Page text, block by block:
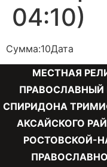
04:10)
Сумма:10Дата
МЕСТНАЯ
ПРАВОСЛАВНЫЙ
СПИРИДОНА
АКСАЙСКОГО
РОСТОВСКОЙ-